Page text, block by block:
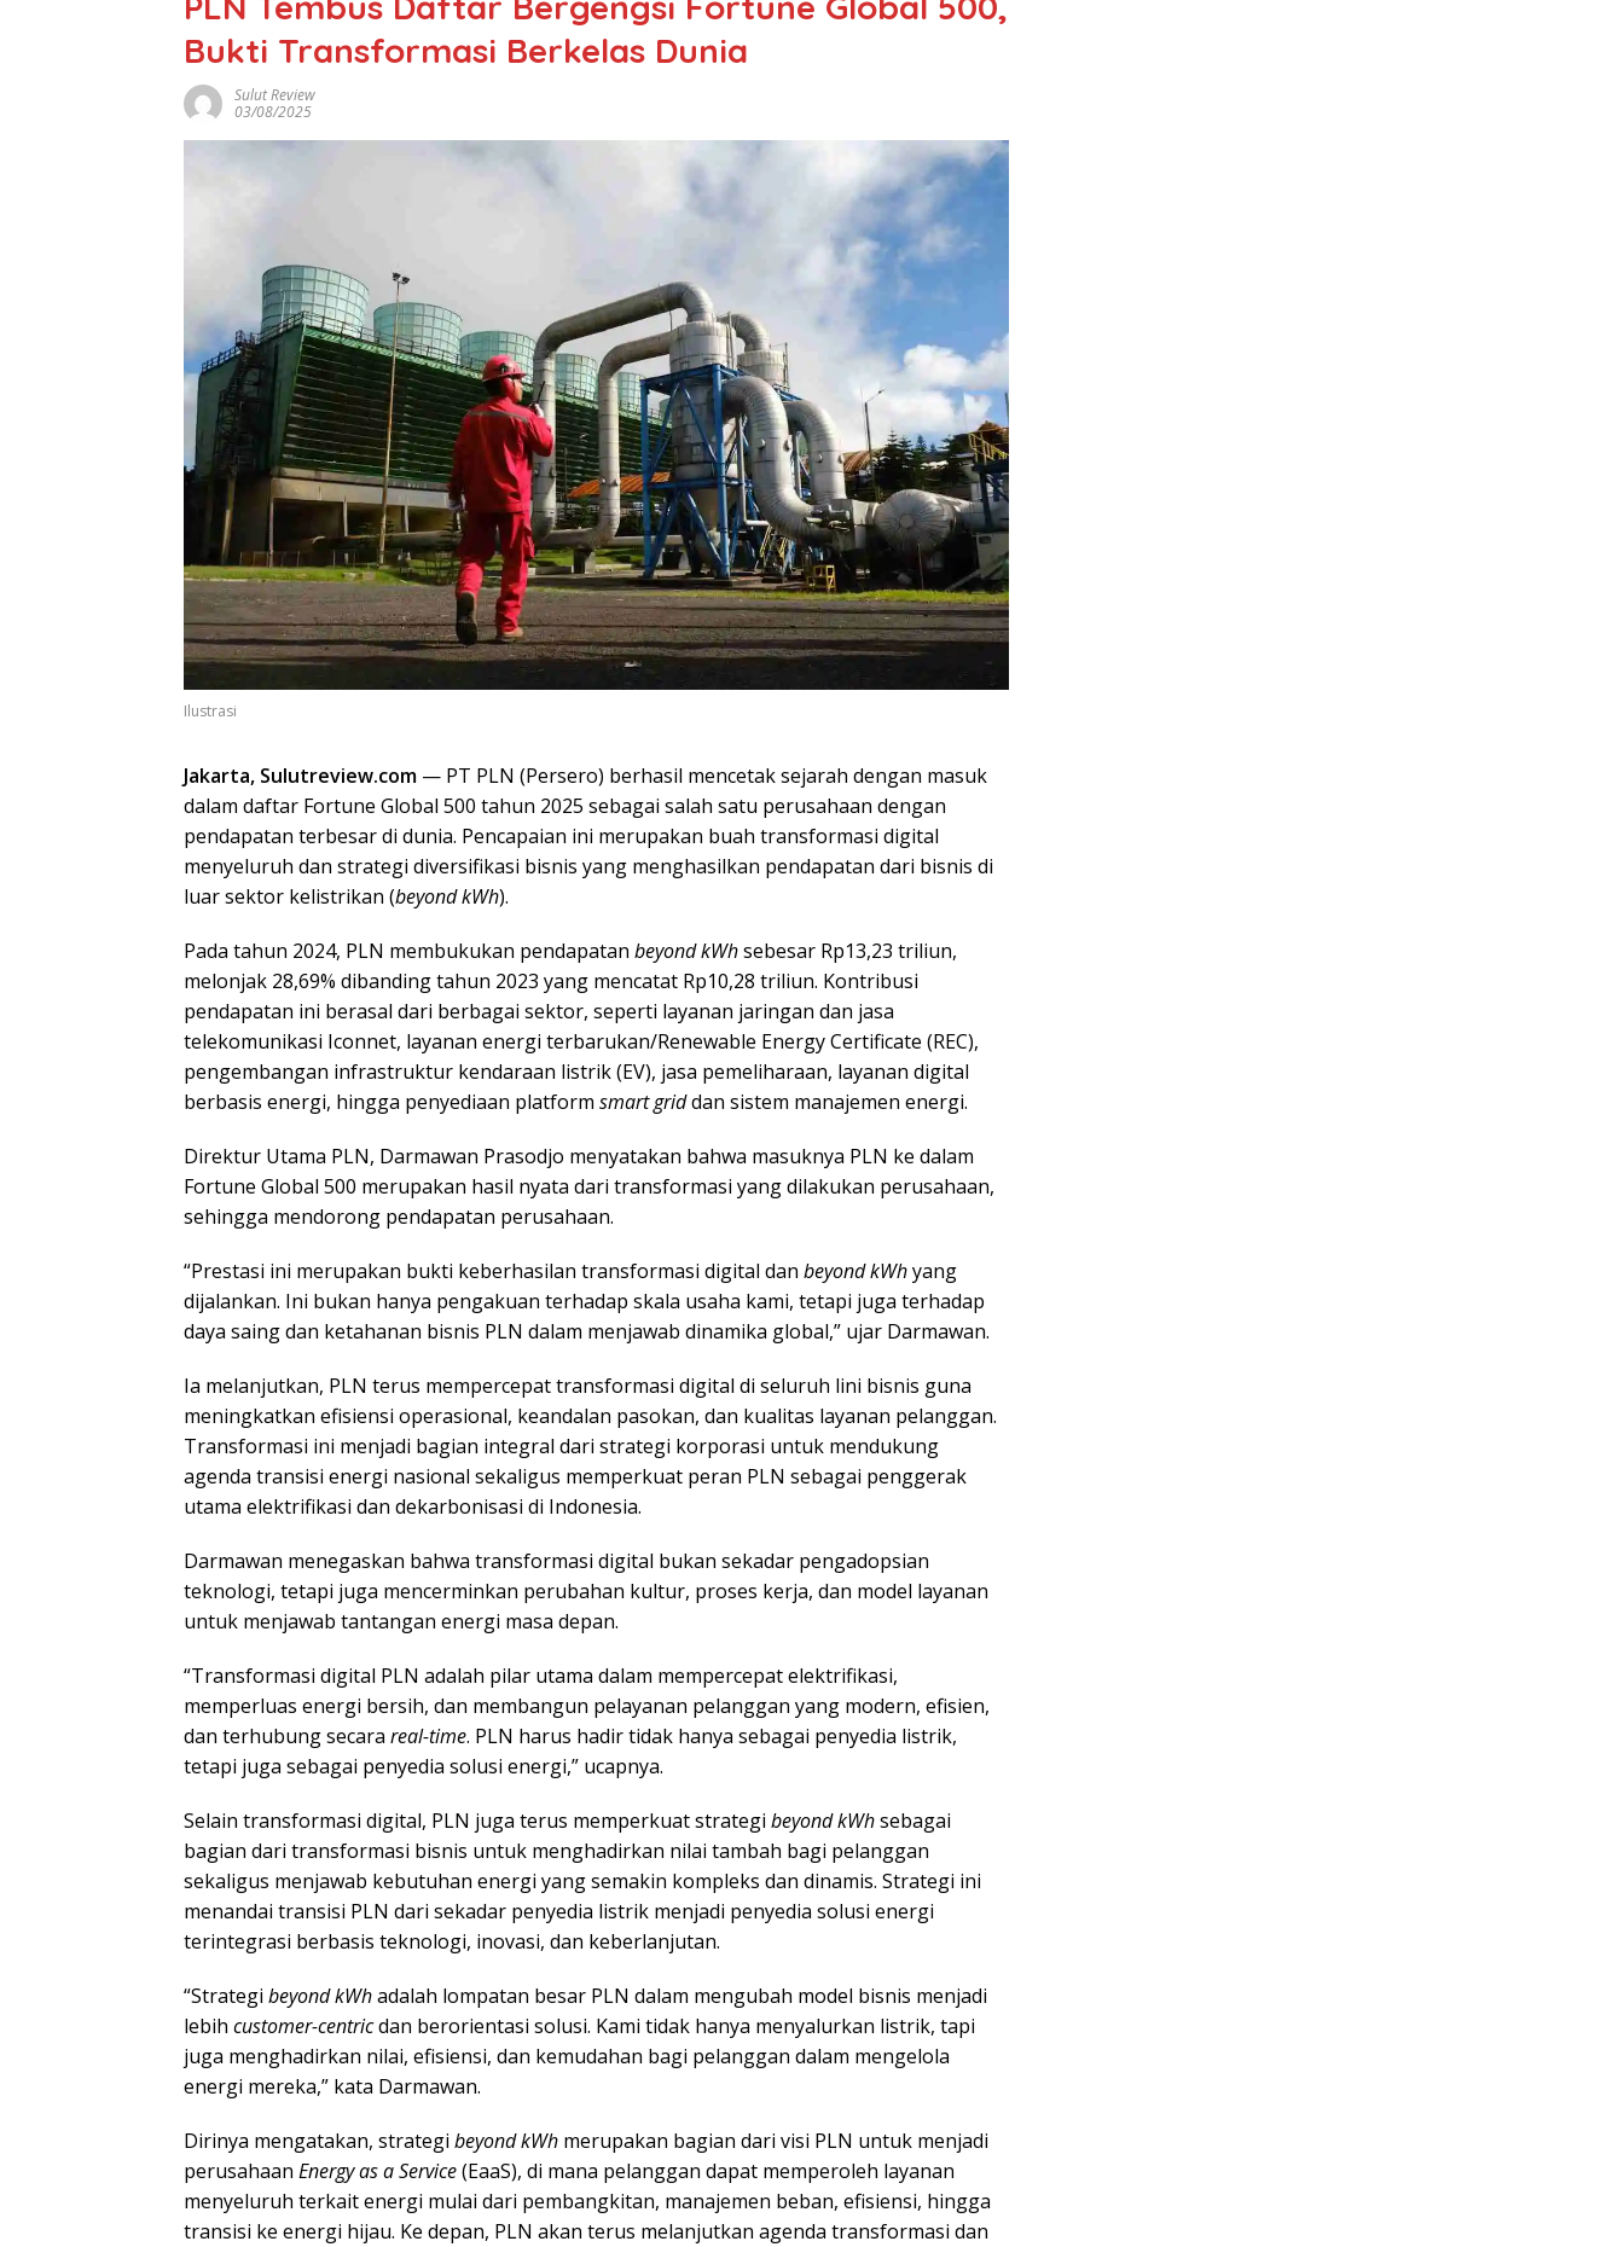
Bukti Transformasi Berkelas Dunia
Sulut Review
03/08/2025
Ilustrasi
Jakarta, Sulutreview.com — PT PLN (Persero) berhasil mencetak sejarah dengan masuk
dalam daftar Fortune Global 500 tahun 2025 sebagai salah satu perusahaan dengan
pendapatan terbesar di dunia. Pencapaian ini merupakan buah transformasi digital
menyeluruh dan strategi diversifikasi bisnis yang menghasilkan pendapatan dari bisnis di
luar sektor kelistrikan (beyond kWh).
Pada tahun 2024, PLN membukukan pendapatan beyond kWhsebesar Rp13,23 triliun,
melonjak 28,69% dibanding tahun 2023 yang mencatat Rp10,28 triliun. Kontribusi
pendapatan ini berasal dari berbagai sektor, seperti layanan jaringan dan jasa
telekomunikasi Iconnet, layanan energi terbarukan/Renewable Energy Certificate (REC),
pengembangan infrastruktur kendaraan listrik (EV), jasa pemeliharaan, layanan digital
berbasis energi, hingga penyediaan platform smart griddan sistem manajemen energi.
Direktur Utama PLN, Darmawan Prasodjo menyatakan bahwa masuknya PLN ke dalam
Fortune Global 500 merupakan hasil nyata dari transformasi yang dilakukan perusahaan,
sehingga mendorong pendapatan perusahaan.
“Prestasi ini merupakan bukti keberhasilan transformasi digital dan beyond kWhyang
dijalankan. Ini bukan hanya pengakuan terhadap skala usaha kami, tetapi juga terhadap
daya saing dan ketahanan bisnis PLN dalam menjawab dinamika global,” ujar Darmawan.
Ia melanjutkan, PLN terus mempercepat transformasi digital di seluruh lini bisnis guna
meningkatkan efisiensi operasional, keandalan pasokan, dan kualitas layanan pelanggan.
Transformasi ini menjadi bagian integral dari strategi korporasi untuk mendukung
agenda transisi energi nasional sekaligus memperkuat peran PLN sebagai penggerak
utama elektrifikasi dan dekarbonisasi di Indonesia.
Darmawan menegaskan bahwa transformasi digital bukan sekadar pengadopsian
teknologi, tetapi juga mencerminkan perubahan kultur, proses kerja, dan model layanan
untuk menjawab tantangan energi masa depan.
“Transformasi digital PLN adalah pilar utama dalam mempercepat elektrifikasi,
memperluas energi bersih, dan membangun pelayanan pelanggan yang modern, efisien,
dan terhubung secara real-time. PLN harus hadir tidak hanya sebagai penyedia listrik,
tetapi juga sebagai penyedia solusi energi,” ucapnya.
Selain transformasi digital, PLN juga terus memperkuat strategi beyond kWhsebagai
bagian dari transformasi bisnis untuk menghadirkan nilai tambah bagi pelanggan
sekaligus menjawab kebutuhan energi yang semakin kompleks dan dinamis. Strategi ini
menandai transisi PLN dari sekadar penyedia listrik menjadi penyedia solusi energi
terintegrasi berbasis teknologi, inovasi, dan keberlanjutan.
“Strategi beyond kWhadalah lompatan besar PLN dalam mengubah model bisnis menjadi
lebih customer-centricdan berorientasi solusi. Kami tidak hanya menyalurkan listrik, tapi
juga menghadirkan nilai, efisiensi, dan kemudahan bagi pelanggan dalam mengelola
energi mereka,” kata Darmawan.
Dirinya mengatakan, strategi beyond kWh merupakan bagian dari visi PLN untuk menjadi
perusahaan Energy as a Service(EaaS), di mana pelanggan dapat memperoleh layanan
menyeluruh terkait energi mulai dari pembangkitan, manajemen beban, efisiensi, hingga
transisi ke energi hijau. Ke depan, PLN akan terus melanjutkan agenda transformasi dan